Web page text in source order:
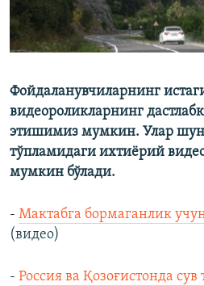
Фойдаланувчиларнинг
видеороликларнинг
этишимиз мумкин. Улар
тўпламидаги ихтиёрий
мумкин бўлади.
- Мактабга бормаганлик
(видео)
- Россия ва Қозоғистонда